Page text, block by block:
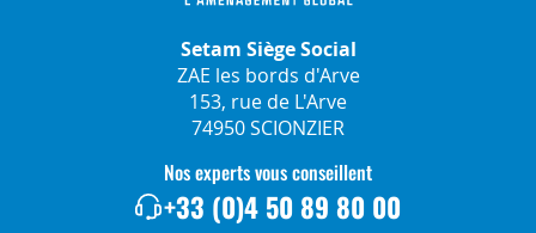
Setam Siège Social
ZAE les bords d'Arve
153, rue de L'Arve
74950 SCIONZIER
Nos experts vous conseillent
+33 (0)4 50 89 80 00